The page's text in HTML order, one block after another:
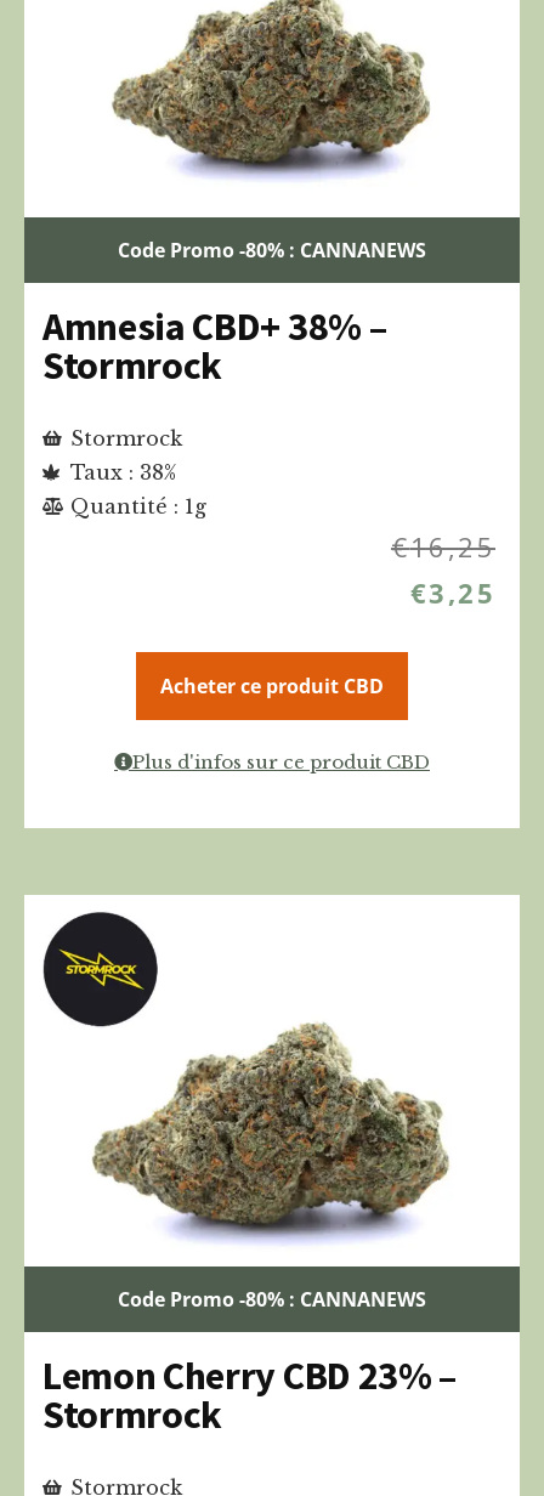
Code Promo -80% : CANNANEWS
Amnesia CBD+ 38% –
Stormrock
Stormrock
Taux : 38%
Quantité : 1g
€16,25
€3,25
Acheter ce produit CBD
Plus d'infos sur ce produit CBD
Code Promo -80% : CANNANEWS
Lemon Cherry CBD 23% –
Stormrock
Stormrock